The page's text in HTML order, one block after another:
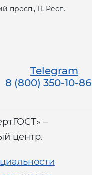
просп., 11, Респ.
Telegram
8 (800) 350-10-86
–
центр.